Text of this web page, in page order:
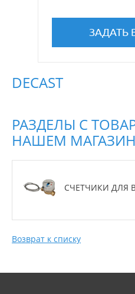
ЗАДАТЬ
DECAST
РАЗДЕЛЫ С
НАШЕМ
СЧЕТЧИКИ ДЛЯ
Возврат к списку